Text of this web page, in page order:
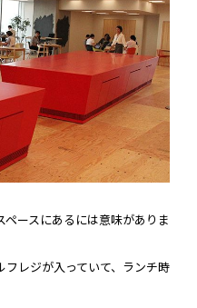
ースにあるには意味がありま
レジが入っていて、ランチ時